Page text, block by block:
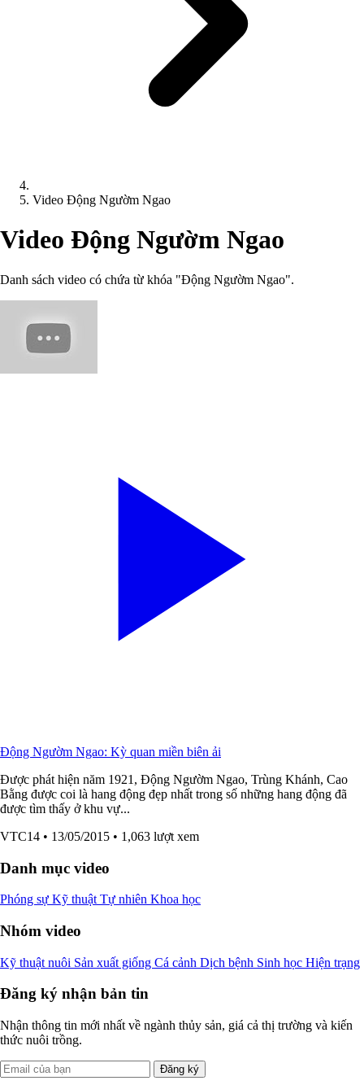
Video Động Ngườm Ngao
Video Động Ngườm Ngao
Danh sách video có chứa từ khóa "Động Ngườm Ngao".
Động Ngườm Ngao: Kỳ quan miền biên ải
Được phát hiện năm 1921, Động Ngườm Ngao, Trùng Khánh, Cao
Bằng được coi là hang động đẹp nhất trong số những hang động đã
được tìm thấy ở khu vự...
VTC14 • 13/05/2015 • 1,063 lượt xem
Danh mục video
Phóng sự Kỹ thuật Tự nhiên Khoa học
Nhóm video
Kỹ thuật nuôi Sản xuất giống Cá cảnh Dịch bệnh Sinh học Hiện trạng
Đăng ký nhận bản tin
Nhận thông tin mới nhất về ngành thủy sản, giá cả thị trường và kiến
thức nuôi trồng.
Đăng ký